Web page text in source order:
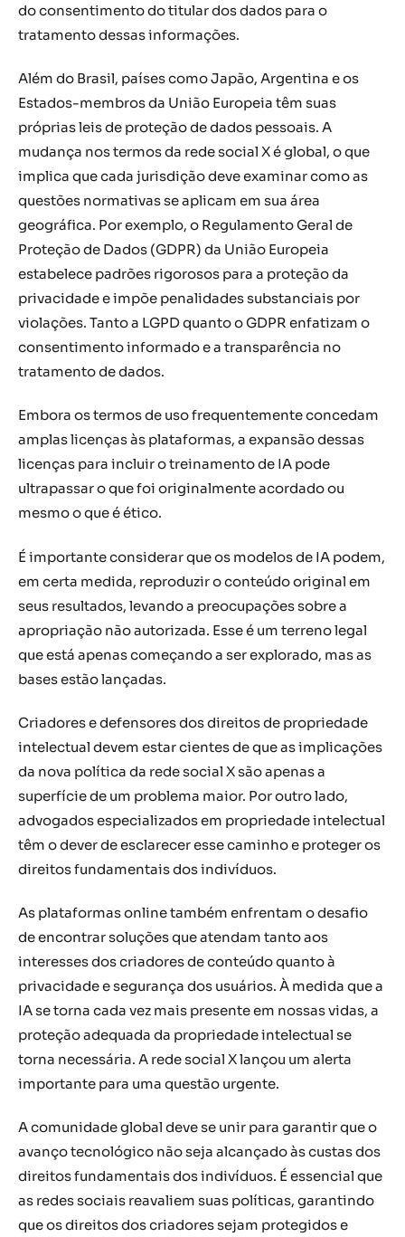
do consentimento do titular dos dados para o
tratamento dessas informações.
Além do Brasil, países como Japão, Argentina e os
Estados-membros da União Europeia têm suas
próprias leis de proteção de dados pessoais. A
mudança nos termos da rede social X é global, o que
implica que cada jurisdição deve examinar como as
questões normativas se aplicam em sua área
geográfica. Por exemplo, o Regulamento Geral de
Proteção de Dados (GDPR) da União Europeia
estabelece padrões rigorosos para a proteção da
privacidade e impõe penalidades substanciais por
violações. Tanto a LGPD quanto o GDPR enfatizam o
consentimento informado e a transparência no
tratamento de dados.
Embora os termos de uso frequentemente concedam
amplas licenças às plataformas, a expansão dessas
licenças para incluir o treinamento de IA pode
ultrapassar o que foi originalmente acordado ou
mesmo o que é ético.
É importante considerar que os modelos de IA podem,
em certa medida, reproduzir o conteúdo original em
seus resultados, levando a preocupações sobre a
apropriação não autorizada. Esse é um terreno legal
que está apenas começando a ser explorado, mas as
bases estão lançadas.
Criadores e defensores dos direitos de propriedade
intelectual devem estar cientes de que as implicações
da nova política da rede social X são apenas a
superfície de um problema maior. Por outro lado,
advogados especializados em propriedade intelectual
têm o dever de esclarecer esse caminho e proteger os
direitos fundamentais dos indivíduos.
As plataformas online também enfrentam o desafio
de encontrar soluções que atendam tanto aos
interesses dos criadores de conteúdo quanto à
privacidade e segurança dos usuários. À medida que a
IA se torna cada vez mais presente em nossas vidas, a
proteção adequada da propriedade intelectual se
torna necessária. A rede social X lançou um alerta
importante para uma questão urgente.
A comunidade global deve se unir para garantir que o
avanço tecnológico não seja alcançado às custas dos
direitos fundamentais dos indivíduos. É essencial que
as redes sociais reavaliem suas políticas, garantindo
que os direitos dos criadores sejam protegidos e